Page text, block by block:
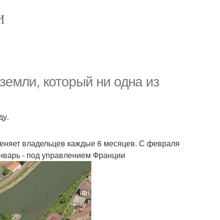
который ни одна из
владельцев каждые 6 месяцев. С февраля
- под управлением Франции